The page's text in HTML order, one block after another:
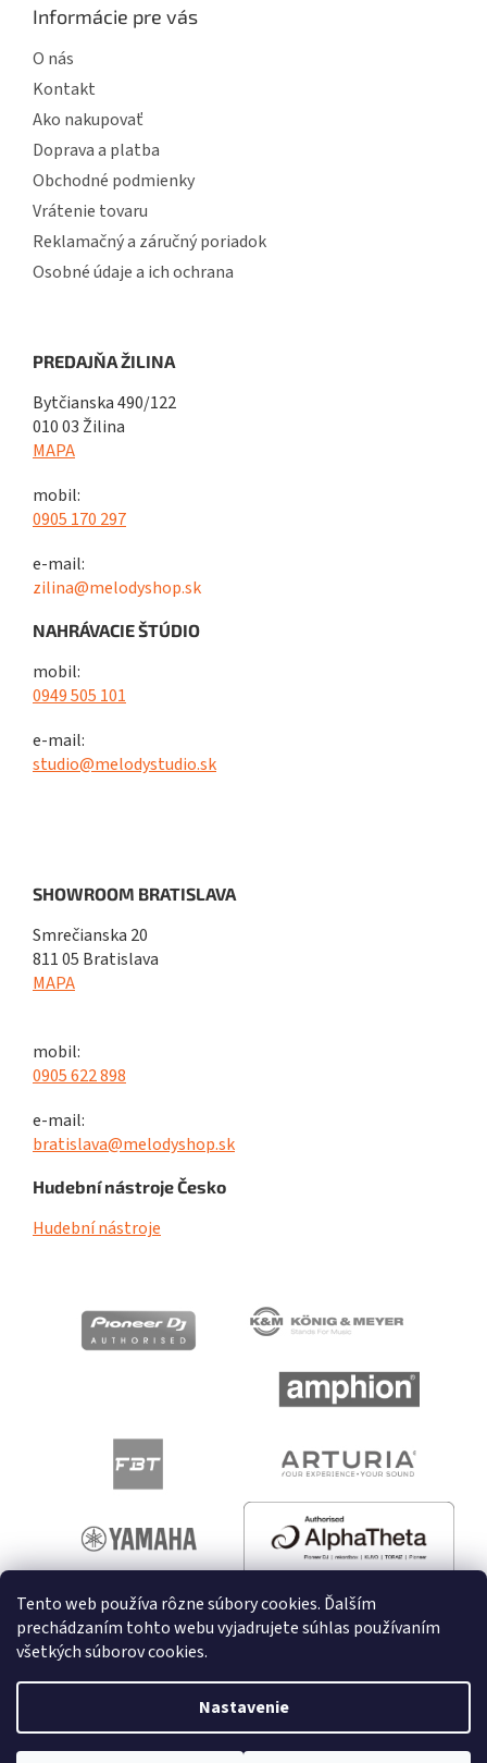
Tento web používa rôzne súbory cookies. Ďalším
prechádzaním tohto webu vyjadrujete súhlas používaním
všetkých súborov cookies.
Nastavenie
Informácie pre vás
O nás
Kontakt
Ako nakupovať
Doprava a platba
Obchodné podmienky
Vrátenie tovaru
Reklamačný a záručný poriadok
Osobné údaje a ich ochrana
PREDAJŇA ŽILINA
Bytčianska 490/122
010 03 Žilina
MAPA
mobil:
0905 170 297
e-mail:
zilina@melodyshop.sk
NAHRÁVACIE ŠTÚDIO
mobil:
0949 505 101
e-mail:
studio@melodystudio.sk
SHOWROOM BRATISLAVA
Smrečianska 20
811 05 Bratislava
MAPA
mobil:
0905 622 898
e-mail:
bratislava@melodyshop.sk
Hudební nástroje Česko
Hudební nástroje
Vytvoril Shoptet
Copyright 2026melodyshop.sk. Všetky práva vyhradené.